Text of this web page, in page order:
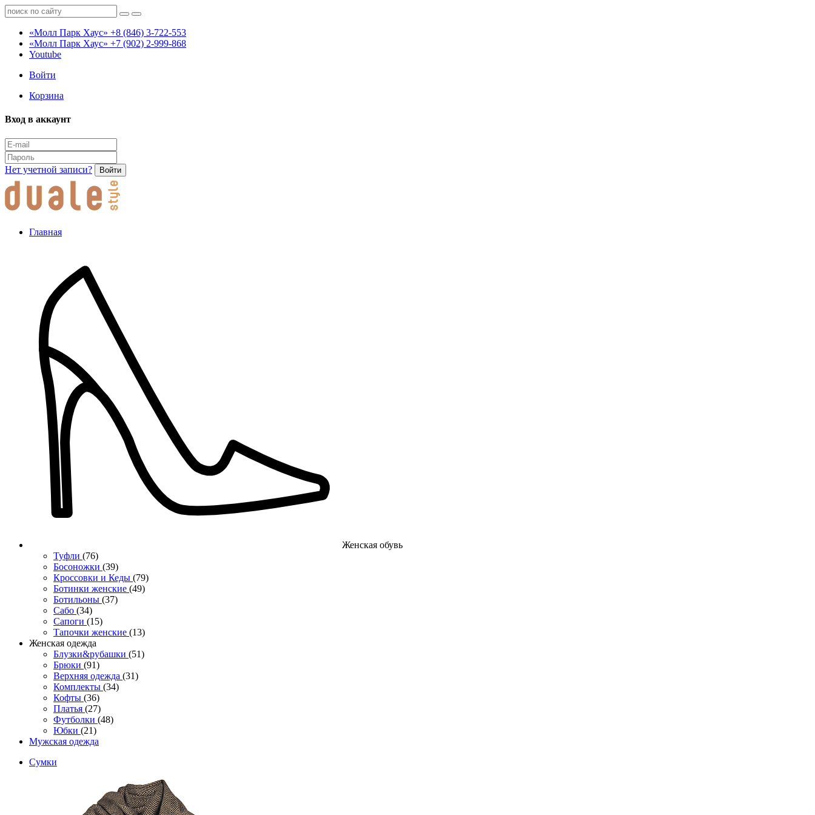
«Молл Парк Хаус» +8 (846) 3-722-553
«Молл Парк Хаус» +7 (902) 2-999-868
Youtube
Войти
Корзина
Вход в аккаунт
Нет учетной записи? Войти
Главная
Женcкая обувь
Туфли (76)
Босоножки (39)
Кроссовки и Кеды (79)
Ботинки женские (49)
Ботильоны (37)
Сабо (34)
Сапоги (15)
Тапочки женские (13)
Женская одежда
Блузки&рубашки (51)
Брюки (91)
Верхняя одежда (31)
Комплекты (34)
Кофты (36)
Платья (27)
Футболки (48)
Юбки (21)
Мужская одежда
Сумки